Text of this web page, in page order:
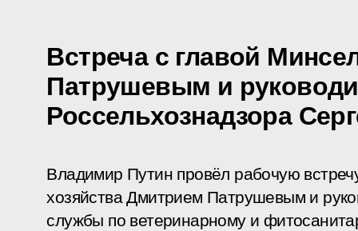
Встреча с главой
Патрушевым и
Россельхознадзора
Владимир Путин провёл рабочую
хозяйства Дмитрием Патрушевым и
службы по ветеринарному и